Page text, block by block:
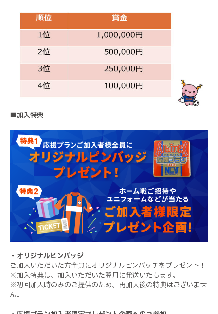
■加入特典
・オリジナルピンバッジ
ご加入いただいた方全員にオリジナルピンバッチをプレゼント！
※加入特典は、加入いただいた翌月に発送いたします。
※初回加入時のみのご提供のため、再加入後の特典はございませ
ん。